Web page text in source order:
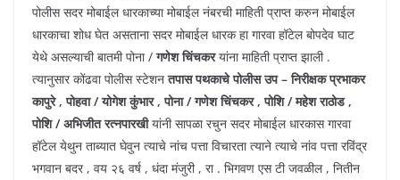
पोलीस सदर मोबाईल धारकाच्या मोबाईल नंबरची माहिती प्राप्त करुन मोबाईल
धारकाचा शोध घेत असताना सदर मोबाईल धारक हा गारवा हॉटेल बोपदेव घाट
येथे असल्याची बातमी पोना /गणेश चिंचकरयांना माहिती प्राप्त झाली .
त्यानुसार कोंढवा पोलीस स्टेशनतपास पथकाचे पोलीस उप – निरीक्षक प्रभाकर
कापुरे , पोहवा / योगेश कुंभार , पोना / गणेश चिंचकर , पोशि / महेश राठोड ,
पोशि / अभिजीत रत्नपारखीयांनी सापळा रचुन सदर मोबाईल धारकास गारवा
हॉटेल येथुन ताब्यात घेवुन त्याचे नांच पत्ता विचारता त्याने त्याचे नांव पत्ता रविंद्र
भगवान बदर , वय २६ वर्ष , धंदा मंजुरी , रा . भिगवण एस टी जवळील , नितीन